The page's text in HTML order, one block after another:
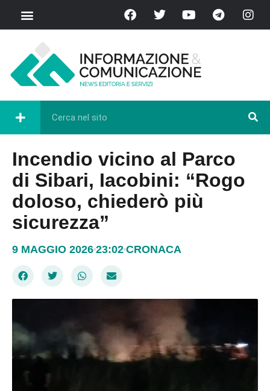
Incendio vicino al Parco
di Sibari, Iacobini: “Rogo
doloso, chiederò più
sicurezza”
9 MAGGIO 2026 23:02 CRONACA